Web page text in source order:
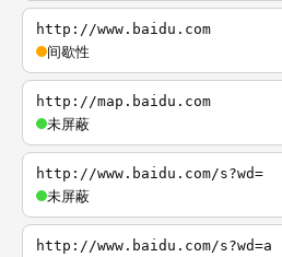
http://www.baidu.com
间歇性
http://map.baidu.com
未屏蔽
http://www.baidu.com/s?wd=
未屏蔽
http://www.baidu.com/s?wd=a